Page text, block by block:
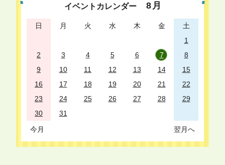
イベントカレンダー 8 月
日 月 火 水 木 金
土
1
2
3 4 5 6 7
8
9
10 11 12 13 14
15
16
17 18 19 20 21
22
23
24 25 26 27 28
29
30
31
今月 翌月へ